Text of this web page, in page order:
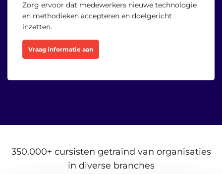
Zorg ervoor dat medewerkers nieuwe technologie
en methodieken accepteren en doelgericht
inzetten.
Vraag informatie aan
350.000+ cursisten getraind van organisaties
in diverse branches